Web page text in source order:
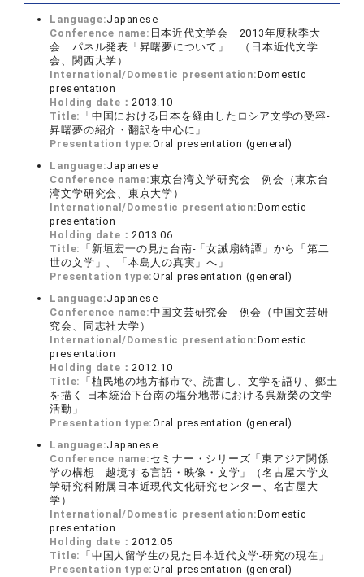
Language:Japanese
Conference name: 日本近代文学会 2013年度秋季大
会 パネル発表「昇曙夢について」 （日本近代文学
会、関西大学）
International/Domestic presentation:Domestic
presentation
Holding date：2013.10
Title: 「中国における日本を経由したロシア文学の受容‐
昇曙夢の紹介・翻訳を中心に」
Presentation type:Oral presentation (general)
Language:Japanese
Conference name:東京台湾文学研究会 例会（東京台
湾文学研究会、東京大学）
International/Domestic presentation:Domestic
presentation
Holding date：2013.06
Title: 「新垣宏一の見た台南‐「女誡扇綺譚」から「第二
世の文学」、「本島人の真実」へ」
Presentation type:Oral presentation (general)
Language:Japanese
Conference name:中国文芸研究会 例会（中国文芸研
究会、同志社大学）
International/Domestic presentation:Domestic
presentation
Holding date：2012.10
Title: 「植民地の地方都市で、読書し、文学を語り、郷土
を描く‐日本統治下台南の塩分地帯における呉新榮の文学
活動」
Presentation type:Oral presentation (general)
Language:Japanese
Conference name: セミナー・シリーズ「東アジア関係
学の構想 越境する言語・映像・文学」（名古屋大学文
学研究科附属日本近現代文化研究センター、名古屋大
学）
International/Domestic presentation:Domestic
presentation
Holding date：2012.05
Title: 「中国人留学生の見た日本近代文学‐研究の現在」
Presentation type:Oral presentation (general)